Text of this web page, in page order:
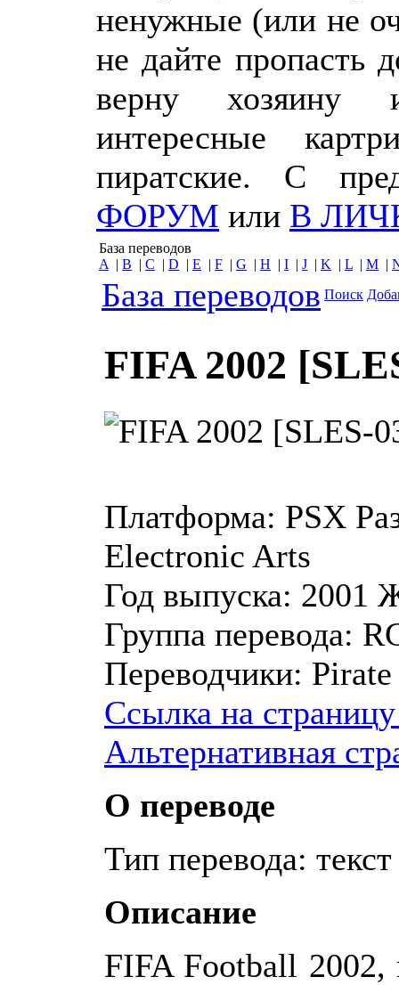
ненужные (или не
не дайте пропасть
верну хозяину
интересные
пиратские. С
ФОРУМ или В
База переводов
A | B | C | D | E | F | G | H | I | J | K | L | M |
База переводов Поиск
FIFA 2002
Платформа: PSX
Electronic Arts
Год выпуска: 2001
Группа перевода:
Переводчики: Pirate
Ссылка на
Альтернативная
О переводе
Тип перевода: текст
Описание
FIFA Football 2002,